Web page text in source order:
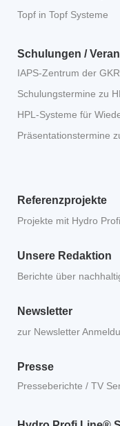
Topf in Topf Systeme
Schulungen /
IAPS-Zentrum der
Schulungstermine zu
HPL-Systeme für
Präsentationstermine
Referenzprojekte
Projekte mit Hydro
Unsere Redaktion
Berichte über
Newsletter
zur Newsletter
Presse
Presseberichte / TV